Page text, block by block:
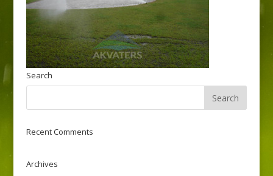
Search
Recent Comments
Archives